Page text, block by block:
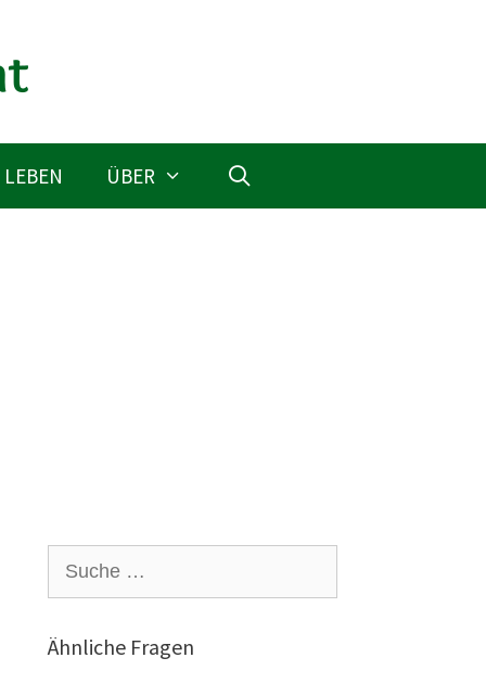
ÜBER
nach:
Ähnliche Fragen